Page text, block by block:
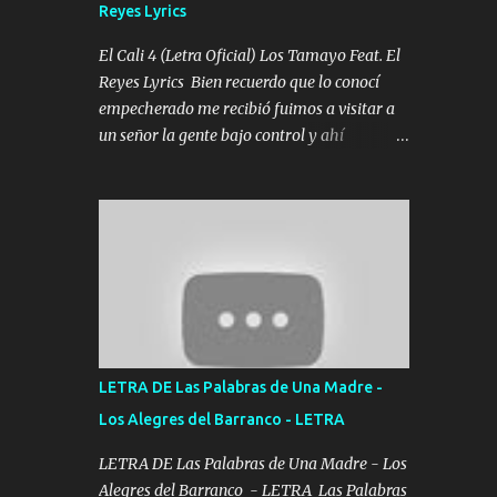
Tomense un buen trago Y así es como
empezamos los versos que voy cantando
(Music) A vido alta y bajas La carreta se
atora Pero nunca le aflojamos Ya me han
pasado cosas Y aunque ustedes no sepan
es...
Reyes Lyrics
El Cali 4 (Letra Oficial) Los Tamayo Feat. El
Reyes Lyrics Bien recuerdo que lo conocí
empecherado me recibió fuimos a visitar a
un señor la gente bajo control y ahí
reglas no secuestr0 no r0bar De La C giró la
orden nos comanda el doble P bien firmes
con Alto PRIETO y la camisa es color Verde y
peleam0s la Bandera por todita a la ciudad
con los drones patrullando la Frontera De
blancas ya hace falta mi APA FLACO verde
se le extraña pa que sepan Aquí Pura GENTE
DE LA RANA 🐸 POR CLAVE ES EL CALI 4
LETRA DE Las Palabras de Una Madre -
Los Alegres del Barranco - LETRA
LETRA DE Las Palabras de Una Madre - Los
Alegres del Barranco - LETRA Las Palabras